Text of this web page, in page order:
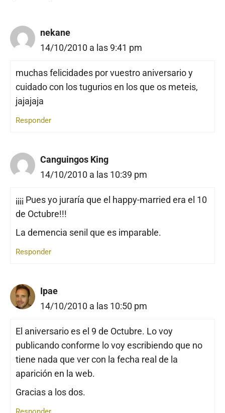
nekane
14/10/2010 a las 9:41 pm
muchas felicidades por vuestro aniversario y
cuidado con los tugurios en los que os meteis,
jajajaja
Responder
Canguingos King
14/10/2010 a las 10:39 pm
¡¡¡¡ Pues yo juraría que el happy-married era el 10
de Octubre!!!
La demencia senil que es imparable.
Responder
Ipae
14/10/2010 a las 10:50 pm
El aniversario es el 9 de Octubre. Lo voy
publicando conforme lo voy escribiendo que no
tiene nada que ver con la fecha real de la
aparición en la web.
Gracias a los dos.